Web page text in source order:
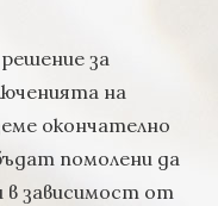
за
на
окончателно
помолени да
в зависимост от